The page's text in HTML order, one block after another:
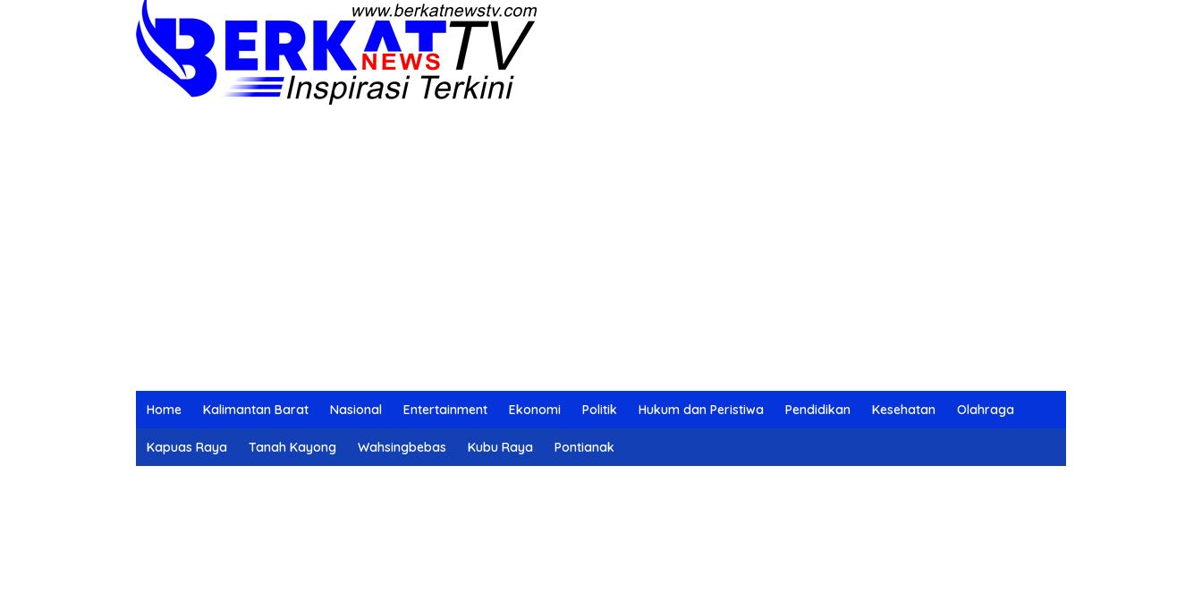
Home Kalimantan Barat Nasional Entertainment Ekonomi Politik Hukum dan Peristiwa Pendidikan Kesehatan Olahraga
Kapuas Raya Tanah Kayong Wahsingbebas Kubu Raya Pontianak